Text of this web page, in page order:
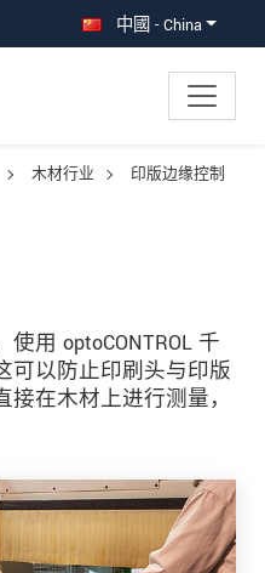
中國 - China
木材行业 印版边缘控制
用 optoCONTROL 千
可以防止印刷头与印版
在木材上进行测量，